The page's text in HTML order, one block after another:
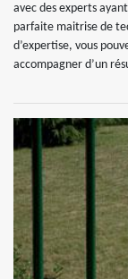
avec des experts
parfaite maitrise de
d’expertise, vous
accompagner d’un